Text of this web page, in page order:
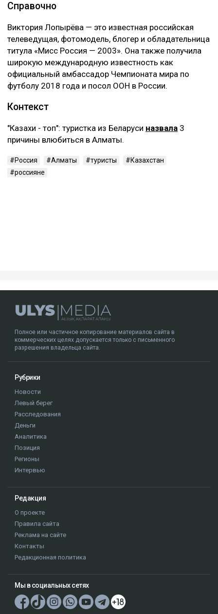
Справочно
Виктория Лопырёва — это известная российская
телеведущая, фотомодель, блогер и обладательница
титула «Мисс Россия — 2003». Она также получила
широкую международную известность как
официальный амбассадор Чемпионата мира по
футболу 2018 года и посол ООН в России.
Контекст
"Казахи - топ": туристка из Беларуси назвала 3
причины влюбиться в Алматы.
Россия Алматы туристы
Казахстан
россияне
Полное или частичное копирование материалов сайта в
коммерческих целях допускается только с письменного
разрешения владельца сайта.
Рубрики
Новости
Левый берег
Расследования
Деньги
Аналитика
Позиция
Регионы
Интервью
Редакция
О проекте
Правила сайта
Реклама на сайте
Контакты
Редакционная политика
Мы в социальных сетях